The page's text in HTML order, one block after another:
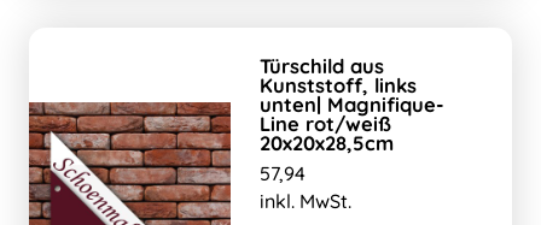
Türschild aus
Kunststoff, links
unten| Magnifique-
Line rot/weiß
20x20x28,5cm
57,94
inkl. MwSt.